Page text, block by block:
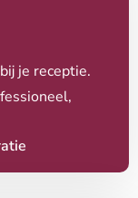
je receptie.